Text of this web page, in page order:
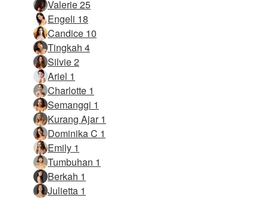
Valerie 25
Engeli 18
Candice 10
Tingkah 4
Silvie 2
Ariel 1
Charlotte 1
Semanggi 1
Kurang Ajar 1
Dominika C 1
Emily 1
Tumbuhan 1
Berkah 1
Julietta 1